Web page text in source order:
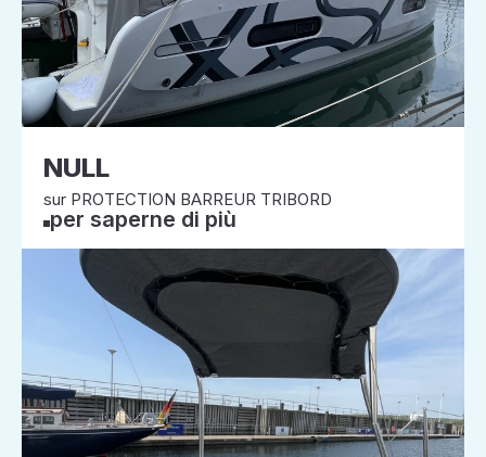
NULL
sur PROTECTION BARREUR TRIBORD
per saperne di più